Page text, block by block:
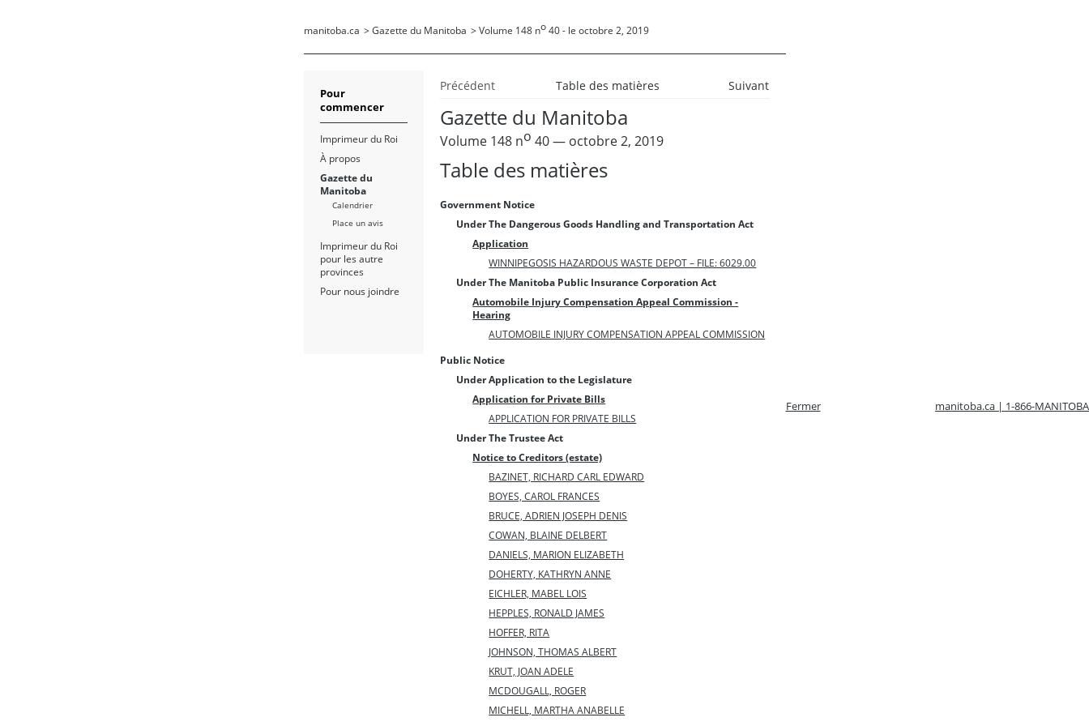
manitoba.ca > Gazette du Manitoba > Volume 148 no40 - le octobre 2, 2019
Précédent Table des matières Suivant
Gazette du Manitoba
Volume 148 no 40 — octobre 2, 2019
Table des matières
Government Notice
Under The Dangerous Goods Handling and Transportation Act
Application
WINNIPEGOSIS HAZARDOUS WASTE DEPOT – FILE: 6029.00
Under The Manitoba Public Insurance Corporation Act
Automobile Injury Compensation Appeal Commission -
Hearing
AUTOMOBILE INJURY COMPENSATION APPEAL COMMISSION
Public Notice
Under Application to the Legislature
Application for Private Bills
APPLICATION FOR PRIVATE BILLS
Under The Trustee Act
Notice to Creditors (estate)
BAZINET, RICHARD CARL EDWARD
BOYES, CAROL FRANCES
BRUCE, ADRIEN JOSEPH DENIS
COWAN, BLAINE DELBERT
DANIELS, MARION ELIZABETH
DOHERTY, KATHRYN ANNE
EICHLER, MABEL LOIS
HEPPLES, RONALD JAMES
HOFFER, RITA
JOHNSON, THOMAS ALBERT
KRUT, JOAN ADELE
MCDOUGALL, ROGER
MICHELL, MARTHA ANABELLE
Pour
commencer
Imprimeur du Roi
À propos
Gazette du
Manitoba
Calendrier
Place un avis
Imprimeur du Roi
pour les autre
provinces
Pour nous joindre
Fermer manitoba.ca | 1-866-MANITOBA